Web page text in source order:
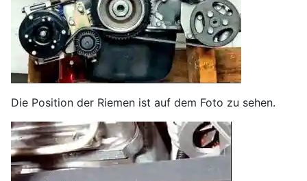
Die Position der Riemen ist auf dem Foto zu sehen.